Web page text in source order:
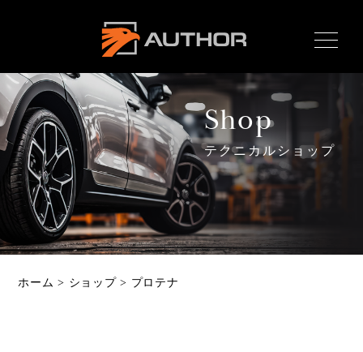
サーアラーム home
Home
ホーム
News
最新情報
About
Shop
テクニカルショップ
ホーム > ショップ> プロテナ